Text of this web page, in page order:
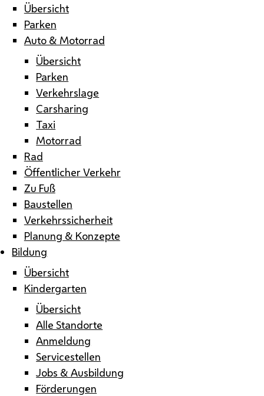
Übersicht
Parken
Auto & Motorrad
Übersicht
Parken
Verkehrslage
Carsharing
Taxi
Motorrad
Rad
Öffentlicher Verkehr
Zu Fuß
Baustellen
Verkehrssicherheit
Planung & Konzepte
Bildung
Übersicht
Kindergarten
Übersicht
Alle Standorte
Anmeldung
Servicestellen
Jobs & Ausbildung
Förderungen